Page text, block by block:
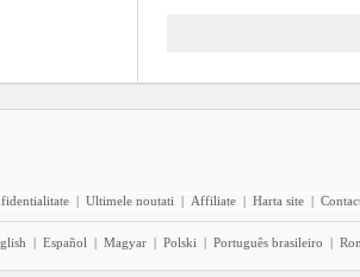
| Ultimele noutati | Affiliate | Harta site |
| Español | Magyar | Polski | Português brasileiro |